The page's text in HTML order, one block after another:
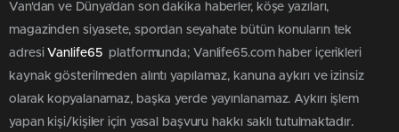
Van'dan ve Dünya’dan son dakika haberler, köşe yazıları,
magazinden siyasete, spordan seyahate bütün konuların tek
adresi Vanlife65 platformunda; Vanlife65.com haber içerikleri
kaynak gösterilmeden alıntı yapılamaz, kanuna aykırı ve izinsiz
olarak kopyalanamaz, başka yerde yayınlanamaz. Aykırı işlem
yapan kişi/kişiler için yasal başvuru hakkı saklı tutulmaktadır.